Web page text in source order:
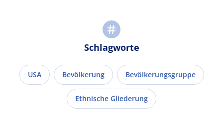
Schlagworte
USA Bevölkerung Bevölkerungsgruppe
Ethnische Gliederung